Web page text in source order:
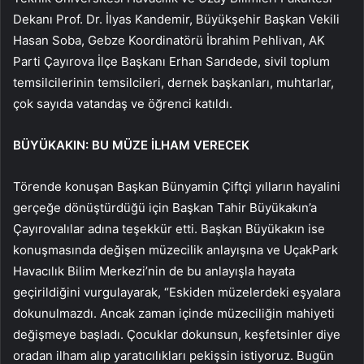
Dekanı Prof. Dr. İlyas Kandemir, Büyükşehir Başkan Vekili
Hasan Soba, Gebze Koordinatörü İbrahim Pehlivan, AK
Parti Çayırova İlçe Başkanı Erhan Sarıdede, sivil toplum
temsilcilerinin temsilcileri, dernek başkanları, muhtarlar,
çok sayıda vatandaş ve öğrenci katıldı.
BÜYÜKAKIN: BU MÜZE İLHAM VERECEK
Törende konuşan Başkan Bünyamin Çiftçi yılların hayalini
gerçeğe dönüştürdüğü için Başkan Tahir Büyükakın’a
Çayırovalılar adına teşekkür etti. Başkan Büyükakın ise
konuşmasında değişen müzecilik anlayışına ve UçakPark
Havacılık Bilim Merkezi’nin de bu anlayışla hayata
geçirildiğini vurgulayarak, “Eskiden müzelerdeki eşyalara
dokunulmazdı. Ancak zaman içinde müzeciliğin mahiyeti
değişmeye başladı. Çocuklar dokunsun, keşfetsinler diye
oradan ilham alıp yaratıcılıkları pekişsin istiyoruz. Bugün